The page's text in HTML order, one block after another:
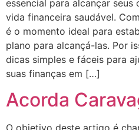
essencial para alcançar
vida financeira saudável.
é o momento ideal para
plano para alcançá-las. Por
dicas simples e fáceis para
suas finanças em […]
Acorda
O objetivo deste artigo é